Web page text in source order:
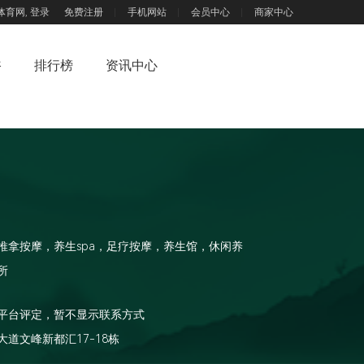
育网, 登录 免费注册 手机网站 会员中心 商家中心
排行榜 资讯中心
拿按摩，养生spa，足疗按摩，养生馆，休闲养
台评定，暂不显示联系方式
道文峰新都汇17-18栋